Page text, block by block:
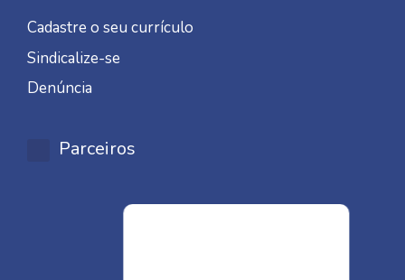
Cadastre o seu currículo
Sindicalize-se
Denúncia
Parceiros